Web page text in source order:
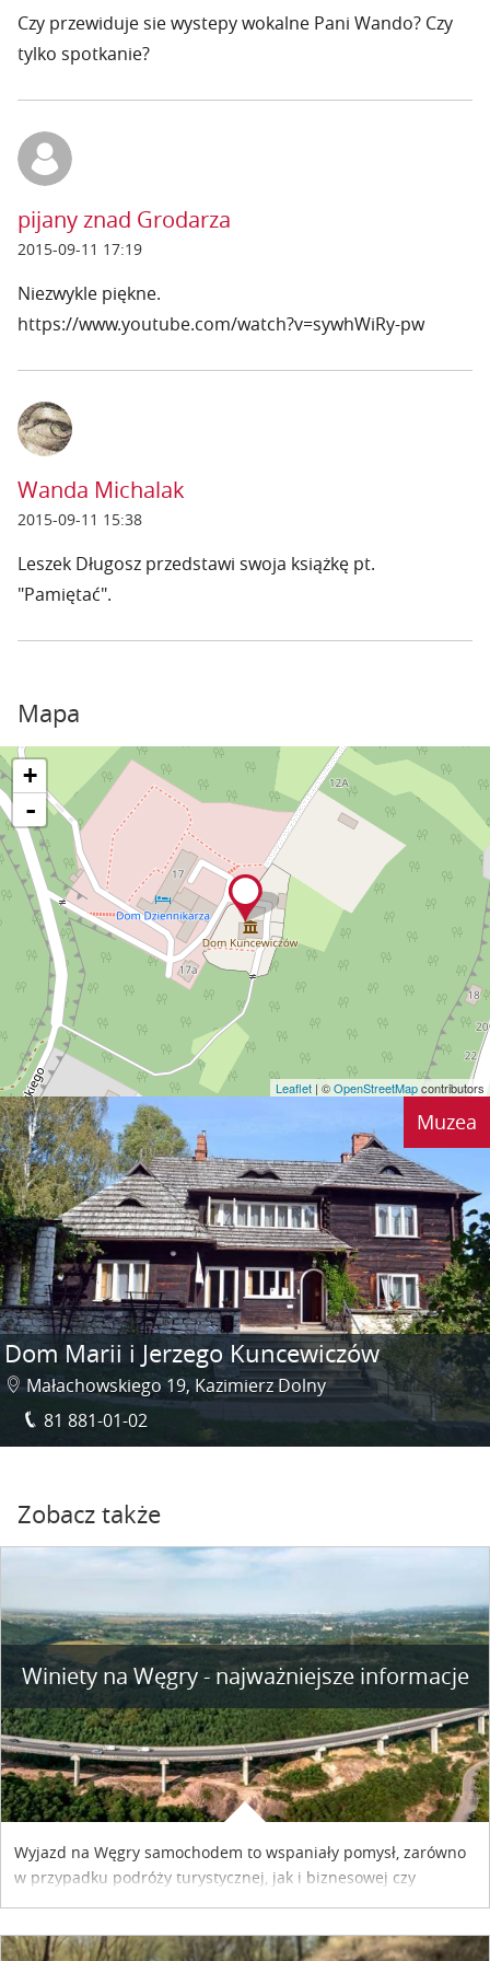
Czy przewiduje sie wystepy wokalne Pani Wando? Czy
tylko spotkanie?
pijany znad Grodarza
2015-09-11 17:19
Niezwykle piękne.
https://www.youtube.com/watch?v=sywhWiRy-pw
Wanda Michalak
2015-09-11 15:38
Leszek Długosz przedstawi swoja książkę pt.
"Pamiętać".
Mapa
+
-
Leaflet | ©OpenStreetMapcontributors
Muzea
Dom Marii i Jerzego Kuncewiczów
Małachowskiego 19, Kazimierz Dolny
81 881-01-02
Zobacz także
Winiety na Węgry - najważniejsze informacje
Wyjazd na Węgry samochodem to wspaniały pomysł, zarówno
w przypadku podróży turystycznej, jak i biznesowej czy
służbowej. Pamiętać tylko trzeba o wykupieniu winiety, co
współpracy reklamowej z Hungary Vignette.